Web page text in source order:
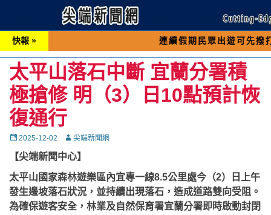
快報 » 連續假期民眾出遊可先撥打交通 「
太平山落石中斷 宜蘭分署積
極搶修 明（3）日10點預計恢
復通行
Posted
2025-12-02 Autor尖端新聞網
【尖端新聞中心】
太平山國家森林遊樂區內宜專一線8.5公里處今（2）日上午
發生邊坡落石狀況，並持續出現落石，造成道路雙向受阻。
為確保遊客安全，林業及自然保育署宜蘭分署即時啟動封閉